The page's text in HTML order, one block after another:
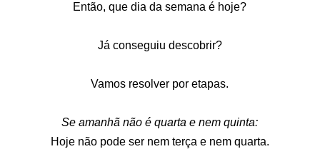
Então, que dia da semana é hoje?
Já conseguiu descobrir?
Vamos resolver por etapas.
Se amanhã não é quarta e nem quinta:
Hoje não pode ser nem terça e nem quarta.